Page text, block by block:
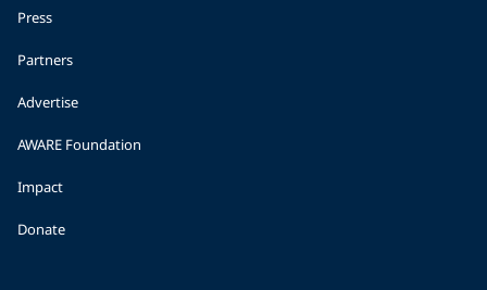
Press
Partners
Advertise
AWARE Foundation
Impact
Donate